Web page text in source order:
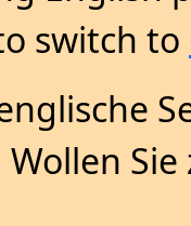
switch to
Sie